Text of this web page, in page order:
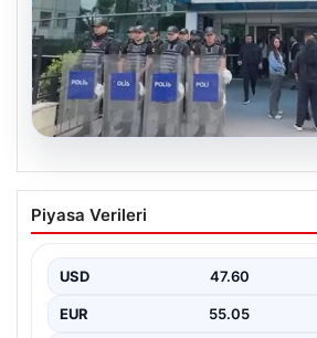
05.08.2026
Avcılar Belediyesi’ne
şüpheli gözaltına alındı
Piyasa Verileri
USD 47.60
EUR 55.05